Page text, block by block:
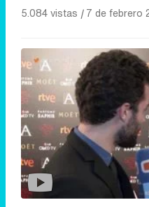
5.084 vistas |7 de febrero